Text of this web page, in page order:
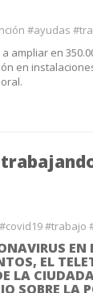
#ayudas
ampliar en
en
#trabajo
EL
LA
SOBRE LA